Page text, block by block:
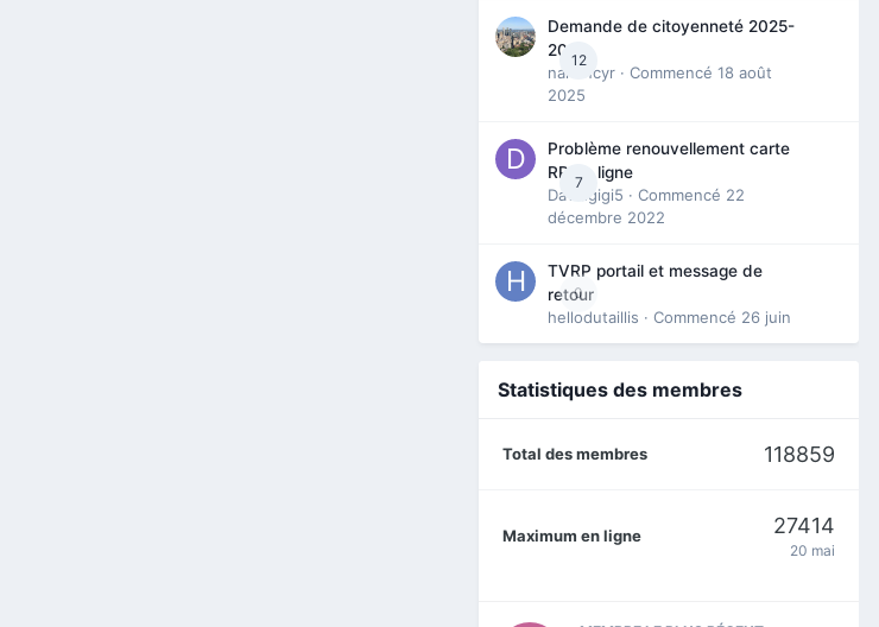
12
Demande de citoyenneté 2025-
2026
nanancyr · Commencé 18 août
2025
7
Problème renouvellement carte
RP en ligne
Davidgigi5 · Commencé 22
décembre 2022
0
TVRP portail et message de
retour
hellodutaillis · Commencé 26 juin
Statistiques des membres
Total des membres 118859
Maximum en ligne 27414
20 mai